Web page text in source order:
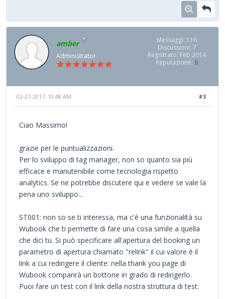
amber
Administrator
Messaggi: 116
Discussioni: 7
Registrato: Feb 2014
Reputazione: 0
#3
02-27-2017, 10:48 AM
Ciao Massimo!
grazie per le puntualizzazioni.
Per lo sviluppo di tag manager, non so quanto sia più
efficace e manutenibile come tecnologia rispetto
analytics. Se ne potrebbe discutere qui e vedere se vale la
pena uno sviluppo...
ST001: non so se ti interessa, ma c'è una funzionalità su
Wubook che ti permette di fare una cosa simile a quella
che dici tu. Si può specificare all'apertura del booking un
parametro di apertura chiamato "relink" il cui valore è il
link a cui redirigere il cliente: nella thank you page di
Wubook comparirà un bottone in grado di redirigerlo.
Puoi fare un test con il link della nostra struttura di test: